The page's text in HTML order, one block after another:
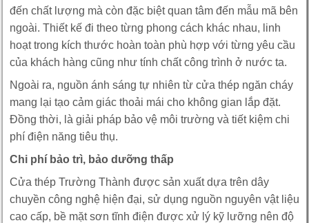
đến chất lượng mà còn đặc biệt quan tâm đến mẫu mã bên
ngoài. Thiết kế đi theo từng phong cách khác nhau, linh
hoạt trong kích thước hoàn toàn phù hợp với từng yêu cầu
của khách hàng cũng như tính chất công trình ở nước ta.
Ngoài ra, nguồn ánh sáng tự nhiên từ cửa thép ngăn cháy
mang lại tạo cảm giác thoải mái cho không gian lắp đặt.
Đồng thời, là giải pháp bảo vệ môi trường và tiết kiệm chi
phí điện năng tiêu thụ.
Chi phí bảo trì, bảo dưỡng thấp
Cửa thép Trường Thành được sản xuất dựa trên dây
chuyền công nghệ hiện đại, sử dụng nguồn nguyên vật liệu
cao cấp, bề mặt sơn tĩnh điện được xử lý kỹ lưỡng nên độ